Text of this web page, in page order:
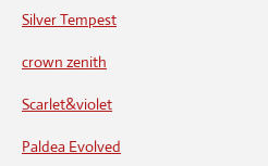
Silver Tempest
crown zenith
Scarlet&violet
Paldea Evolved